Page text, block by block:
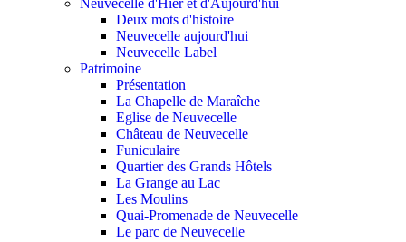
Deux mots d'histoire
Neuvecelle aujourd'hui
Neuvecelle Label
Patrimoine
Présentation
La Chapelle de Maraîche
Eglise de Neuvecelle
Château de Neuvecelle
Funiculaire
Quartier des Grands Hôtels
La Grange au Lac
Les Moulins
Quai-Promenade de Neuvecelle
Le parc de Neuvecelle